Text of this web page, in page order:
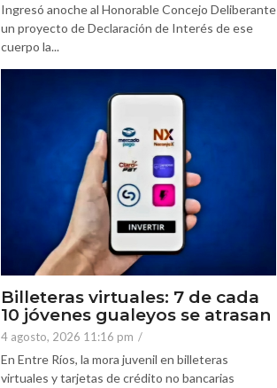
Ingresó anoche al Honorable Concejo Deliberante
un proyecto de Declaración de Interés de ese
cuerpo la...
Billeteras virtuales: 7 de cada
10 jóvenes gualeyos se atrasan
4 agosto, 2026 11:16 pm /
En Entre Ríos, la mora juvenil en billeteras
virtuales y tarjetas de crédito no bancarias